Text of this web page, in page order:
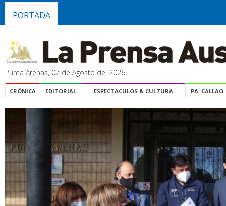
PORTADA
Punta Arenas, 07 de Agosto del 2026
CRÓNICA EDITORIAL ESPECTACULOS & CULTURA PA' CALLAO